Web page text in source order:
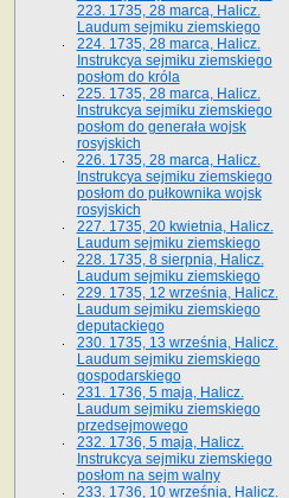
223. 1735, 28 marca, Halicz.
Laudum sejmiku ziemskiego
224. 1735, 28 marca, Halicz.
Instrukcya sejmiku ziemskiego
posłom do króla
225. 1735, 28 marca, Halicz.
Instrukcya sejmiku ziemskiego
posłom do generała wojsk
rosyjskich
226. 1735, 28 marca, Halicz.
Instrukcya sejmiku ziemskiego
posłom do pułkownika wojsk
rosyjskich
227. 1735, 20 kwietnia, Halicz.
Laudum sejmiku ziemskiego
228. 1735, 8 sierpnia, Halicz.
Laudum sejmiku ziemskiego
229. 1735, 12 września, Halicz.
Laudum sejmiku ziemskiego
deputackiego
230. 1735, 13 września, Halicz.
Laudum sejmiku ziemskiego
gospodarskiego
231. 1736, 5 maja, Halicz.
Laudum sejmiku ziemskiego
przedsejmowego
232. 1736, 5 maja, Halicz.
Instrukcya sejmiku ziemskiego
posłom na sejm walny
233. 1736, 10 września, Halicz.